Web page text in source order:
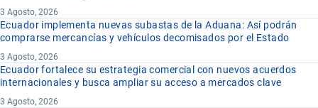
3 Agosto, 2026
Ecuador implementa nuevas subastas de la Aduana: Así podrán
comprarse mercancías y vehículos decomisados por el Estado
3 Agosto, 2026
Ecuador fortalece su estrategia comercial con nuevos acuerdos
internacionales y busca ampliar su acceso a mercados clave
3 Agosto, 2026